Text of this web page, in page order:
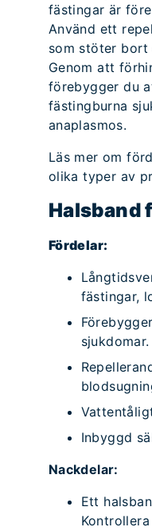
fästingar är
Använd ett
som stöter bort
Genom att
förebygger du
fästingburna
anaplasmos.
Läs mer om
olika typer av
Halsband
Fördelar:
fästingar,
sjukdomar.
Inbyggd
Nackdelar:
Ett